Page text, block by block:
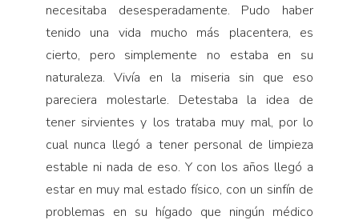
necesitaba desesperadamen­te. Pudo haber
tenido una vida mucho más placentera, es
cierto, pero simplemente no estaba en su
naturaleza. Vivía en la miseria sin que eso
pareciera mo­lestarle. Detestaba la idea de
tener sirvientes y los trataba muy mal, por lo
cual nunca lle­gó a tener personal de limpieza
estable ni nada de eso. Y con los años llegó a
estar en muy mal estado físico, con un sinfín de
problemas en su hígado que ningún médico